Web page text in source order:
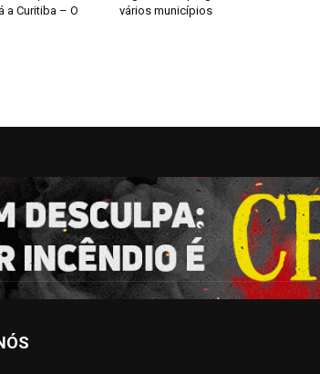
a Curitiba – O
vários municípios